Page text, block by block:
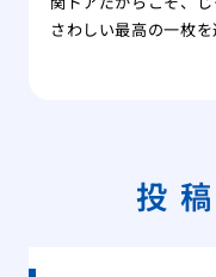
さわしい最高の一枚を
投